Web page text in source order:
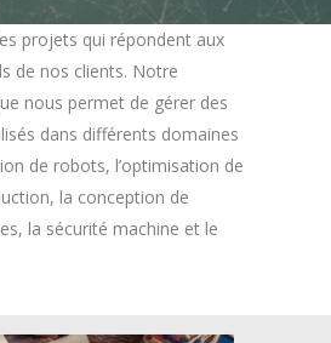
projets qui répondent aux
de nos clients. Notre
nous permet de gérer des
dans différents domaines
de robots, l’optimisation de
la conception de
la sécurité machine et le